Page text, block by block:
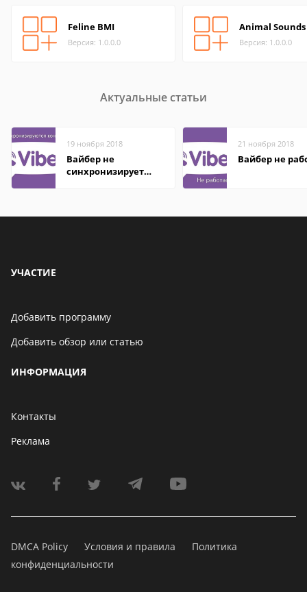
Feline BMI
Версия: 1.0.0.0
Animal Sounds
Версия: 1.0.0.0
Актуальные статьи
19 ноября 2018
Вайбер не
синхронизирует
21 ноября 2018
Вайбер не
УЧАСТИЕ
Добавить программу
Добавить обзор или статью
ИНФОРМАЦИЯ
Контакты
Реклама
DMCA Policy Условия и правила
Политика
конфиденциальности